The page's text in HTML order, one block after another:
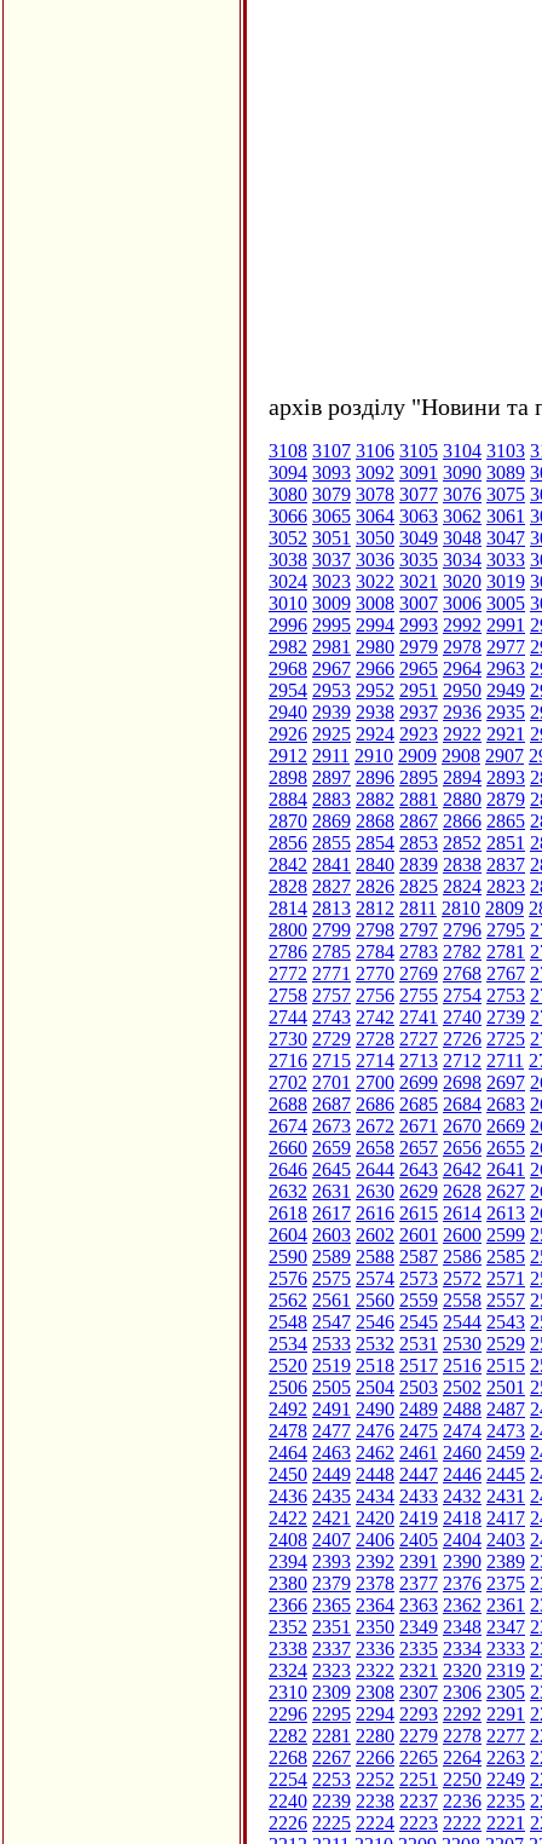
архів розділу "Новини та
3108 3107 3106 3105 3104 3103
3094 3093 3092 3091 3090 3089
3080 3079 3078 3077 3076 3075
3066 3065 3064 3063 3062 3061
3052 3051 3050 3049 3048 3047
3038 3037 3036 3035 3034 3033
3024 3023 3022 3021 3020 3019
3010 3009 3008 3007 3006 3005
2996 2995 2994 2993 2992 2991
2982 2981 2980 2979 2978 2977
2968 2967 2966 2965 2964 2963
2954 2953 2952 2951 2950 2949
2940 2939 2938 2937 2936 2935
2926 2925 2924 2923 2922 2921
2912 2911 2910 2909 2908 2907
2898 2897 2896 2895 2894 2893
2884 2883 2882 2881 2880 2879
2870 2869 2868 2867 2866 2865
2856 2855 2854 2853 2852 2851
2842 2841 2840 2839 2838 2837
2828 2827 2826 2825 2824 2823
2814 2813 2812 2811 2810 2809
2800 2799 2798 2797 2796 2795
2786 2785 2784 2783 2782 2781
2772 2771 2770 2769 2768 2767
2758 2757 2756 2755 2754 2753
2744 2743 2742 2741 2740 2739
2730 2729 2728 2727 2726 2725
2716 2715 2714 2713 2712 2711
2702 2701 2700 2699 2698 2697
2688 2687 2686 2685 2684 2683
2674 2673 2672 2671 2670 2669
2660 2659 2658 2657 2656 2655
2646 2645 2644 2643 2642 2641
2632 2631 2630 2629 2628 2627
2618 2617 2616 2615 2614 2613
2604 2603 2602 2601 2600 2599
2590 2589 2588 2587 2586 2585
2576 2575 2574 2573 2572 2571
2562 2561 2560 2559 2558 2557
2548 2547 2546 2545 2544 2543
2534 2533 2532 2531 2530 2529
2520 2519 2518 2517 2516 2515
2506 2505 2504 2503 2502 2501
2492 2491 2490 2489 2488 2487
2478 2477 2476 2475 2474 2473
2464 2463 2462 2461 2460 2459
2450 2449 2448 2447 2446 2445
2436 2435 2434 2433 2432 2431
2422 2421 2420 2419 2418 2417
2408 2407 2406 2405 2404 2403
2394 2393 2392 2391 2390 2389
2380 2379 2378 2377 2376 2375
2366 2365 2364 2363 2362 2361
2352 2351 2350 2349 2348 2347
2338 2337 2336 2335 2334 2333
2324 2323 2322 2321 2320 2319
2310 2309 2308 2307 2306 2305
2296 2295 2294 2293 2292 2291
2282 2281 2280 2279 2278 2277
2268 2267 2266 2265 2264 2263
2254 2253 2252 2251 2250 2249
2240 2239 2238 2237 2236 2235
2226 2225 2224 2223 2222 2221